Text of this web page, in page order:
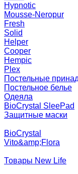
Hypnotic
Mousse-Neropur
Fresh
Solid
Helper
Cooper
Hempic
Plex
Постельные
Постельное белье
Одеяла
BioCrystal SleePad
Защитные маски
BioCrystal
Vito&amp;Flora
Товары New Life